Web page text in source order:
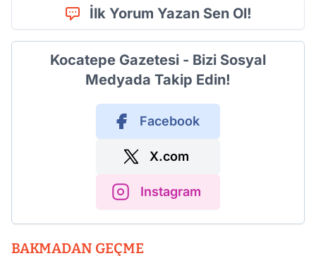
İlk Yorum Yazan Sen Ol!
Kocatepe Gazetesi - Bizi Sosyal
Medyada Takip Edin!
Facebook
X.com
Instagram
BAKMADAN GEÇME